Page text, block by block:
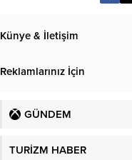
Künye & İletişim
Reklamlarınız İçin
GÜNDEM
TURİZM HABER